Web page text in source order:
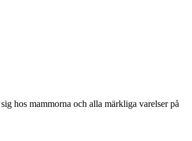
hos mammorna och alla märkliga varelser på